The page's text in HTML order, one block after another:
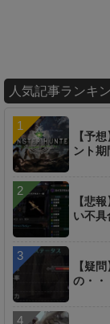
人気記事ランキ
【予
ント期
【悲
い不具
【疑
の・・